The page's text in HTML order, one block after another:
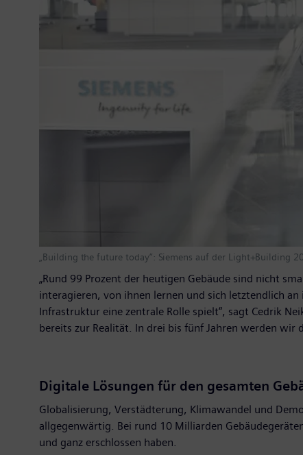
„Building the future today”: Siemens auf der Light+Building
„Rund 99 Prozent der heutigen Gebäude sind nicht
interagieren, von ihnen lernen und sich letztendlich
Infrastruktur eine zentrale Rolle spielt“, sagt Cedrik
bereits zur Realität. In drei bis fünf Jahren werden wir
Digitale Lösungen für den gesamten
Globalisierung, Verstädterung, Klimawandel und
allgegenwärtig. Bei rund 10 Milliarden
und ganz erschlossen haben.